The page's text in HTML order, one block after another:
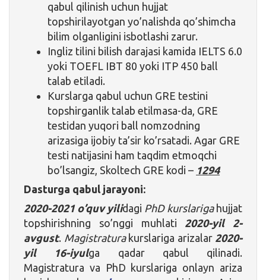
qabul qilinish uchun hujjat
topshirilayotgan yo’nalishda qo’shimcha
bilim olganligini isbotlashi zarur.
Ingliz tilini bilish darajasi kamida IELTS 6.0
yoki TOEFL IBT 80 yoki ITP 450 ball
talab etiladi.
Kurslarga qabul uchun GRE testini
topshirganlik talab etilmasa-da, GRE
testidan yuqori ball nomzodning
arizasiga ijobiy ta’sir ko’rsatadi. Agar GRE
testi natijasini ham taqdim etmoqchi
bo’lsangiz, Skoltech GRE kodi – 1294
Dasturga qabul jarayoni:
2020-2021 o’quv yilidagi PhD kurslarigahujjat
topshirishning so’nggi muhlati 2020-yil 2-
avgust. Magistraturakurslariga arizalar 2020-
yil 16-iyulga qadar qabul qilinadi.
Magistratura va PhD kurslariga onlayn ariza